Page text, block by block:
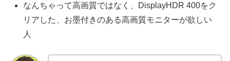
なんちゃって高画質ではなく、DisplayHDR 400をク
リアした、お墨付きのある高画質モニターが欲しい
人